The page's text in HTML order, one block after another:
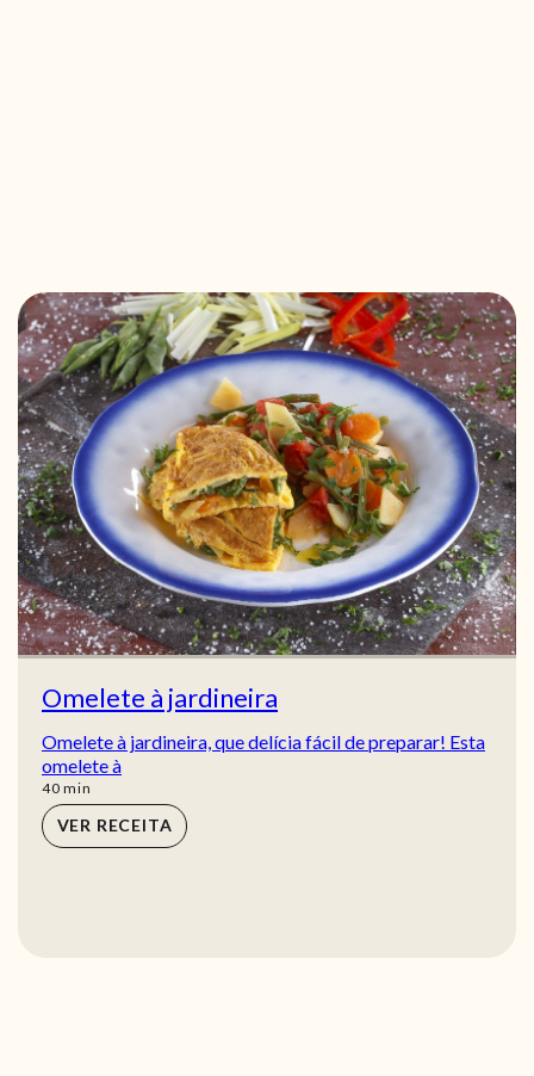
Omelete à jardineira
Omelete à jardineira, que delícia fácil de preparar! Esta
omelete à
40min
min
VER RECEITA